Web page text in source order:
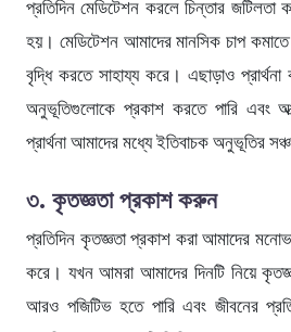
প্রতিদিন মেডিটেশন করলে চিন্তার
হয়। মেডিটেশন আমাদের মানসিক চাপ
বৃদ্ধি করতে সাহায্য করে। এছাড়াও
অনুভূতিগুলোকে প্রকাশ করতে পারি এবং
প্রার্থনা আমাদের মধ্যে ইতিবাচক অনুভূতির
৩. কৃতজ্ঞতা প্রকাশ করুন
প্রতিদিন কৃতজ্ঞতা প্রকাশ করা আমাদের
করে। যখন আমরা আমাদের দিনটি নিয়ে
আরও পজিটিভ হতে পারি এবং জীবনের প্রতি